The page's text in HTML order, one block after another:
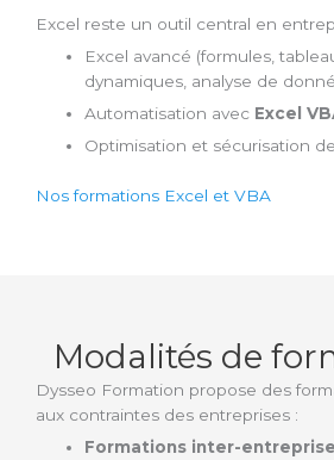
Excel reste un outil central en
Excel avancé (formules,
dynamiques, analyse de
Automatisation avec Excel
Optimisation et sécurisation
Nos formations Excel et VBA
Modalités de
Dysseo Formation propose des
aux contraintes des entreprises :
Formations inter-